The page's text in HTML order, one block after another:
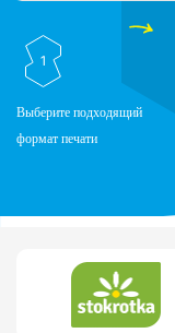
1
Выберите подходящий
формат печати